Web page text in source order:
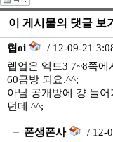
이 게시물의 댓글 보기
협oi
/ 12-09-21
렙업은 엑트3 7~8쪽
60금방 되요.^^;
아님 공개방에 걍 들
던데 ^^;
폰생폰사
/ 12-